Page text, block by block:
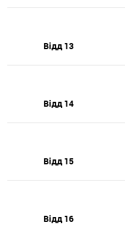
Відд 13
Відд 14
Відд 15
Відд 16